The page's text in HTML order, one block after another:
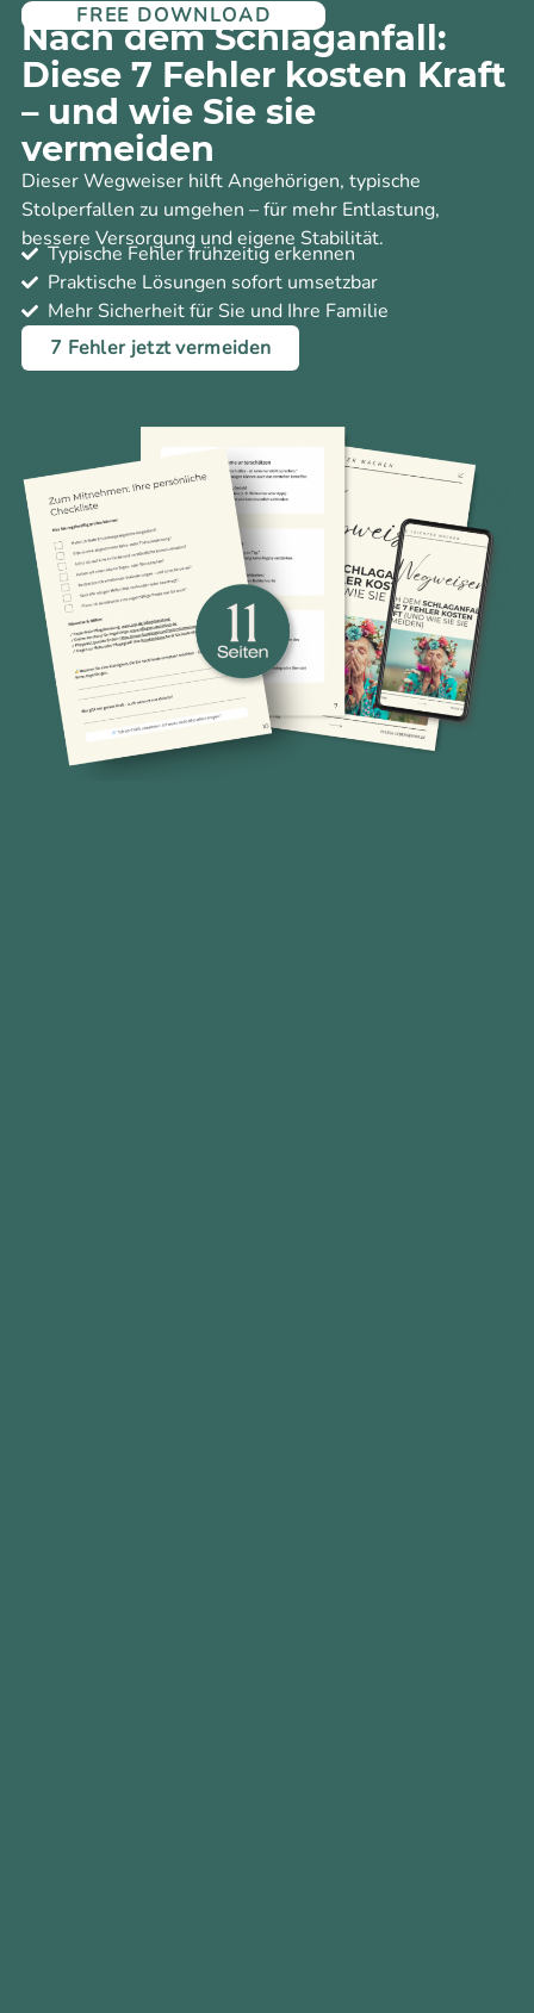
FREE DOWNLOAD
Nach dem Schlaganfall:
Diese 7 Fehler kosten Kraft
– und wie Sie sie
vermeiden
Dieser Wegweiser hilft Angehörigen, typische
Stolperfallen zu umgehen – für mehr Entlastung,
bessere Versorgung und eigene Stabilität.
Typische Fehler frühzeitig erkennen
Praktische Lösungen sofort umsetzbar
Mehr Sicherheit für Sie und Ihre Familie
7 Fehler jetzt vermeiden